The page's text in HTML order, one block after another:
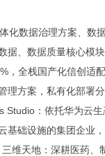
化数据治理方案、数
据、数据质量核心模块
，全栈国产化信创适配
理方案，私有化部署
Studio：依托华为云生
基础设施的集团企业
维天地：深耕医药、